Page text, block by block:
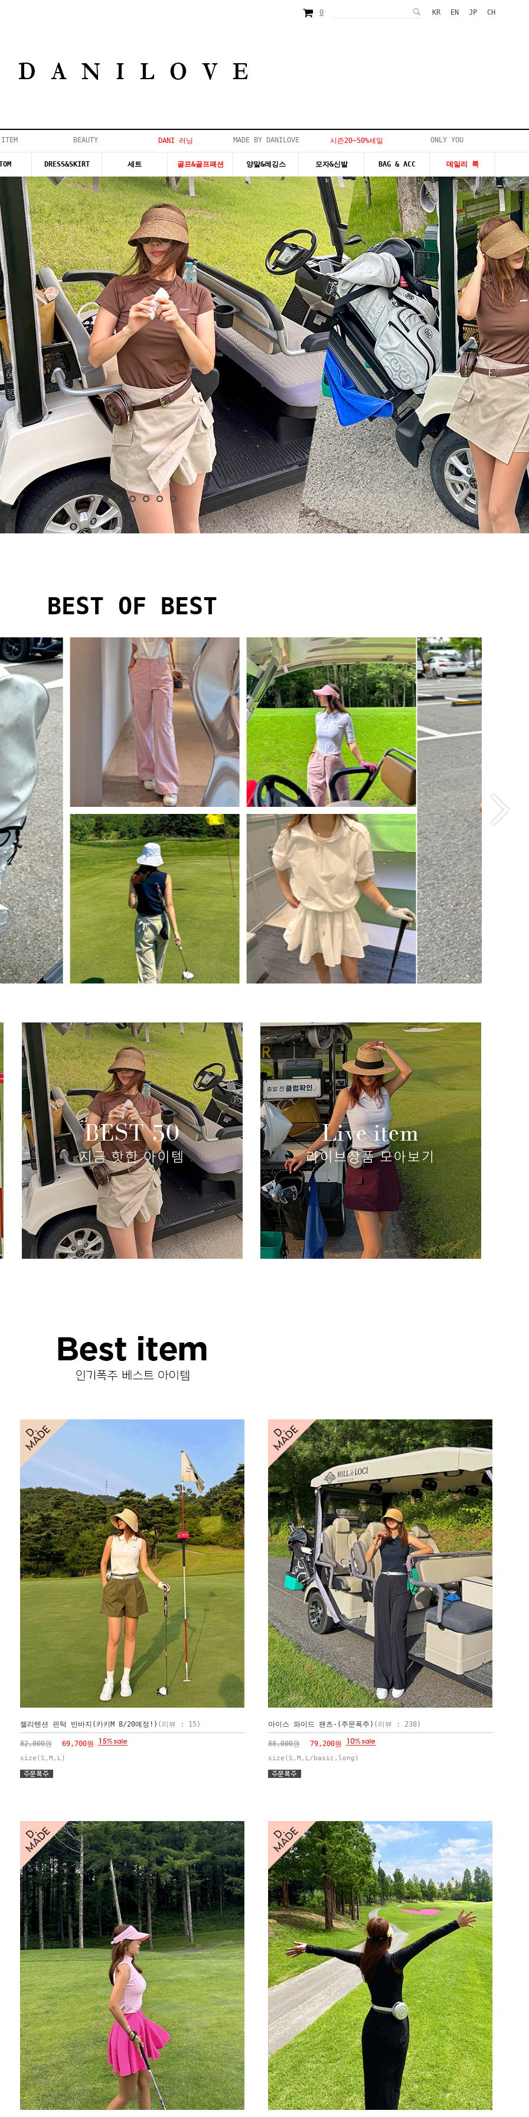
0 KR EN JP CH
BEAUTY DANI 러닝 MADE BY DANILOVE 시즌20~50%세일 ONLY YOU
DRESS&SKIRT 세트 골프&골프패션 양말&레깅스 모자&신발 BAG & ACC 데일리 룩
BEST OF BEST
텐션나그랑 반폴라티 (리뷰 : 14)
46,800원 39,780원
size(S,M,L)
썸머 시그니처 스커트 (리뷰 : 131)
77,000원
size(S,M,L)
바스락 플리츠 포켓 쇼츠(리뷰 : 6)
87,000원 60,900원
size(XS,S,M,L)
포켓 9부 와이드팬츠(리뷰 : 0)
98,000원 83,300원
size(S,M,L)
젤리텐션 핀턱 반바지(카키M 8/20예정!) (리뷰 : 15)
82,000원 69,700원
size(S,M,L)
아이스 와이드 팬츠-(주문폭주) (리뷰 : 238)
88,000원 79,200원
size(S,M,L/basic,long)